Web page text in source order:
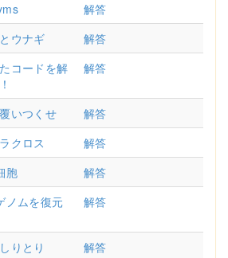
解答
ウナギ
解答
コードを解
解答
いつくせ
解答
クロス
解答
胞
解答
ノムを復元
解答
りとり
解答